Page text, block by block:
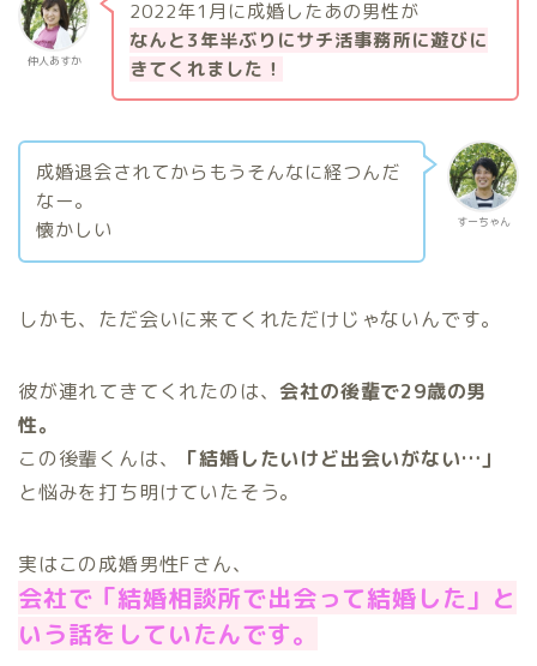
仲人あすか
2022年1月に成婚したあの男性が
なんと3年半ぶりにサチ活事務所に遊びに
きてくれました！
すーちゃん
成婚退会されてからもうそんなに経つんだ
なー。
懐かしい
しかも、ただ会いに来てくれただけじゃないんです。
彼が連れてきてくれたのは、 会社の後輩で29歳の男
性。
この後輩くんは、
「結婚したいけど出会いがない…」
と悩みを打ち明けていたそう。
実はこの成婚男性Fさん、
会社で「結婚相談所で出会って結婚した」と
いう話をしていたんです。